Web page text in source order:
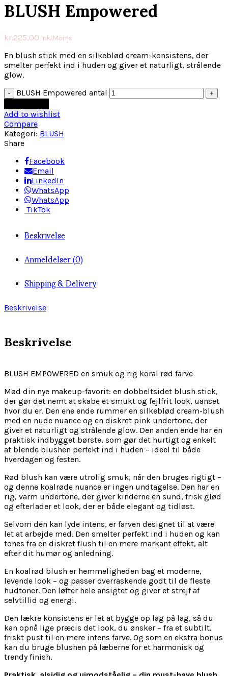
BLUSH Empowered
kr.225,00 Inkl.Moms
En blush stick med en silkeblød cream-konsistens, der
smelter perfekt ind i huden og giver et naturligt, strålende
glow.
BLUSH Empowered antal
Add to wishlist
Compare
Kategori: BLUSH
Share
Facebook
Email
LinkedIn
WhatsApp
WhatsApp
TikTok
Beskrivelse
Anmeldelser (0)
Shipping & Delivery
Beskrivelse
Beskrivelse
BLUSH EMPOWERED en smuk og rig koral rød farve
Mød din nye makeup-favorit: en dobbeltsidet blush stick,
der gør det nemt at skabe et smukt og fejlfrit look, uanset
hvor du er. Den ene ende rummer en silkeblød cream-blush
med en nude nuance og en diskret pink undertone, der
giver et naturligt og strålende glow. Den anden ende har en
praktisk indbygget børste, som gør det hurtigt og enkelt
at blende blushen perfekt ind i huden – ideel til både
hverdagen og festen.
Rød blush kan være utrolig smuk, når den bruges rigtigt –
og denne koalrøde nuance er ingen undtagelse. Den har en
rig, varm undertone, der giver kinderne en sund, frisk glød
og efterlader et look, der er både elegant og tidløst.
Selvom den kan lyde intens, er farven designet til at være
let at arbejde med. Den smelter perfekt ind i huden og kan
tones fra en diskret flush til en mere markant effekt, alt
efter dit humør og anledning.
En koalrød blush er hemmeligheden bag et moderne,
levende look – og passer overraskende godt til de fleste
hudtoner. Den løfter hele ansigtet og giver et strejf af
selvtillid og energi.
Den lækre konsistens er let at bygge op lag på lag, så du
kan opnå lige præcis det look, du ønsker – fra et subtilt,
friskt pust til en mere intens farve. Og som en ekstra bonus
kan du bruge blushen på læberne for et harmonisk og
trendy finish.